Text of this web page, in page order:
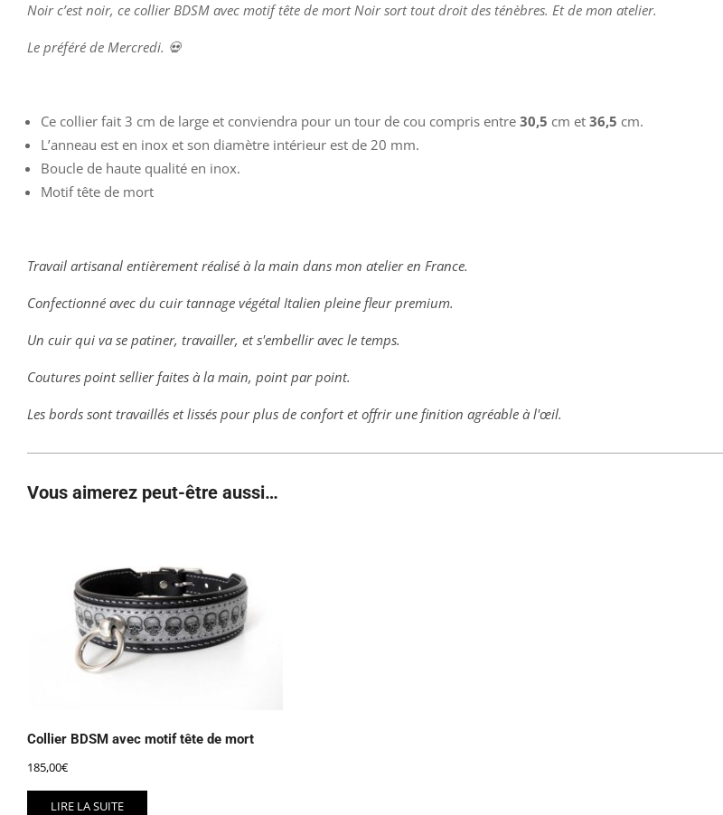
Noir c’est noir, ce collier BDSM avec motif tête de mort Noir sort tout droit des ténèbres. Et de mon atelier.
Le préféré de Mercredi. 💀
Ce collier fait 3 cm de large et conviendra pour un tour de cou compris entre 30,5 cm et 36,5 cm.
L’anneau est en inox et son diamètre intérieur est de 20 mm.
Boucle de haute qualité en inox.
Motif tête de mort
Travail artisanal entièrement réalisé à la main dans mon atelier en France.
Confectionné avec du cuir tannage végétal Italien pleine fleur premium.
Un cuir qui va se patiner, travailler, et s'embellir avec le temps.
Coutures point sellier faites à la main, point par point.
Les bords sont travaillés et lissés pour plus de confort et offrir une finition agréable à l'œil.
Vous aimerez peut-être aussi…
Collier BDSM avec motif tête de mort
185,00€
LIRE LA SUITE